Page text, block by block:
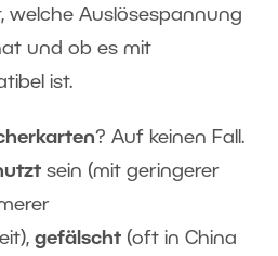
welche Auslösespannung
und ob es mit
ist.
? Auf keinen Fall.
sein (mit geringerer
gefälscht (oft in China